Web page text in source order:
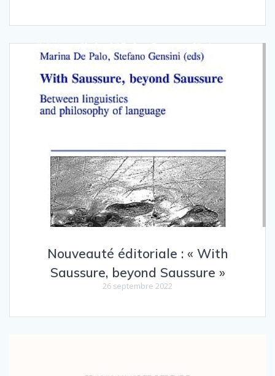
Nouveauté éditoriale : « With
Saussure, beyond Saussure »
26 septembre 2022